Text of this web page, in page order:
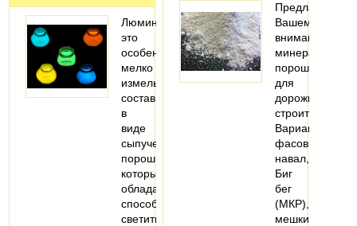
Люминофор
это
особенный
мелко
измельченный
состав
в
виде
сыпучего
порошка,
который
обладает
способность
светиться
Предлагаем
Вашему
вниманию
минеральный
порошок
для
дорожного
строительства.
Варианты
фасовки:
навал,
Биг
бег
(МКР),
мешки